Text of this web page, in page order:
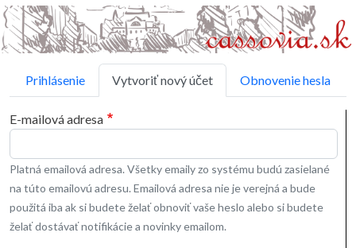
Primárne karty
Prihlásenie Vytvoriť nový účet Obnovenie hesla
E-mailová adresa
Platná emailová adresa. Všetky emaily zo systému budú zasielané
na túto emailovú adresu. Emailová adresa nie je verejná a bude
použitá iba ak si budete želať obnoviť vaše heslo alebo si budete
želať dostávať notifikácie a novinky emailom.